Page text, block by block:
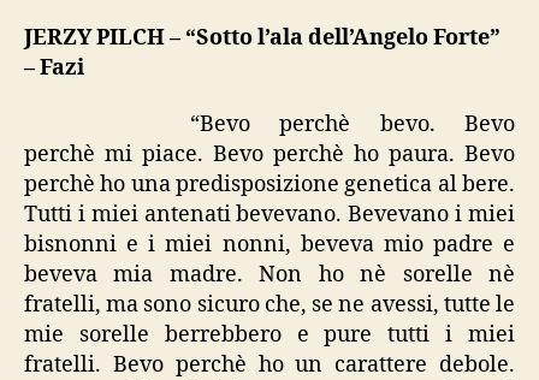
Forte”
JERZY PILCH – “Sotto l’ala dell’Angelo Forte”
– Fazi
“Bevo perchè bevo. Bevo
perchè mi piace. Bevo perchè ho paura. Bevo
perchè ho una predisposizione genetica al bere.
Tutti i miei antenati bevevano. Bevevano i miei
bisnonni e i miei nonni, beveva mio padre e
beveva mia madre. Non ho nè sorelle nè
fratelli, ma sono sicuro che, se ne avessi, tutte le
mie sorelle berrebbero e pure tutti i miei
fratelli. Bevo perchè ho un carattere debole.